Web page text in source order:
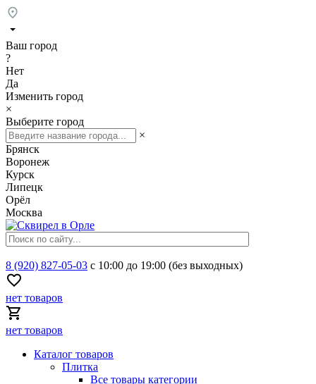
Ваш город
?
Нет
Да
Изменить город
×
Выберите город
×
Брянск
Воронеж
Курск
Липецк
Орёл
Москва
8 (920) 827-05-03 с 10:00 до 19:00 (без выходных)
нет товаров
нет товаров
Каталог товаров
Плитка
Все товары категории